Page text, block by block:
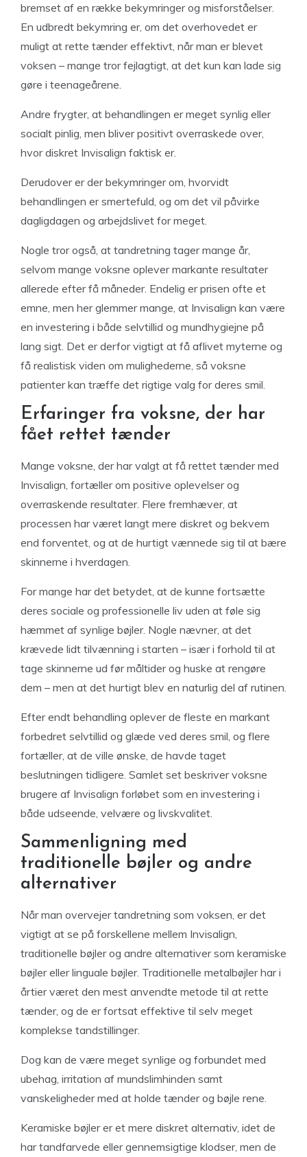
bremset af en række bekymringer og misforståelser.
En udbredt bekymring er, om det overhovedet er
muligt at rette tænder effektivt, når man er blevet
voksen – mange tror fejlagtigt, at det kun kan lade sig
gøre i teenageårene.
Andre frygter, at behandlingen er meget synlig eller
socialt pinlig, men bliver positivt overraskede over,
hvor diskret Invisalign faktisk er.
Derudover er der bekymringer om, hvorvidt
behandlingen er smertefuld, og om det vil påvirke
dagligdagen og arbejdslivet for meget.
Nogle tror også, at tandretning tager mange år,
selvom mange voksne oplever markante resultater
allerede efter få måneder. Endelig er prisen ofte et
emne, men her glemmer mange, at Invisalign kan være
en investering i både selvtillid og mundhygiejne på
lang sigt. Det er derfor vigtigt at få aflivet myterne og
få realistisk viden om mulighederne, så voksne
patienter kan træffe det rigtige valg for deres smil.
Erfaringer fra voksne, der har
fået rettet tænder
Mange voksne, der har valgt at få rettet tænder med
Invisalign, fortæller om positive oplevelser og
overraskende resultater. Flere fremhæver, at
processen har været langt mere diskret og bekvem
end forventet, og at de hurtigt vænnede sig til at bære
skinnerne i hverdagen.
For mange har det betydet, at de kunne fortsætte
deres sociale og professionelle liv uden at føle sig
hæmmet af synlige bøjler. Nogle nævner, at det
krævede lidt tilvænning i starten – især i forhold til at
tage skinnerne ud før måltider og huske at rengøre
dem – men at det hurtigt blev en naturlig del af rutinen.
Efter endt behandling oplever de fleste en markant
forbedret selvtillid og glæde ved deres smil, og flere
fortæller, at de ville ønske, de havde taget
beslutningen tidligere. Samlet set beskriver voksne
brugere af Invisalign forløbet som en investering i
både udseende, velvære og livskvalitet.
Sammenligning med
traditionelle bøjler og andre
alternativer
Når man overvejer tandretning som voksen, er det
vigtigt at se på forskellene mellem Invisalign,
traditionelle bøjler og andre alternativer som keramiske
bøjler eller linguale bøjler. Traditionelle metalbøjler har i
årtier været den mest anvendte metode til at rette
tænder, og de er fortsat effektive til selv meget
komplekse tandstillinger.
Dog kan de være meget synlige og forbundet med
ubehag, irritation af mundslimhinden samt
vanskeligheder med at holde tænder og bøjle rene.
Keramiske bøjler er et mere diskret alternativ, idet de
har tandfarvede eller gennemsigtige klodser, men de